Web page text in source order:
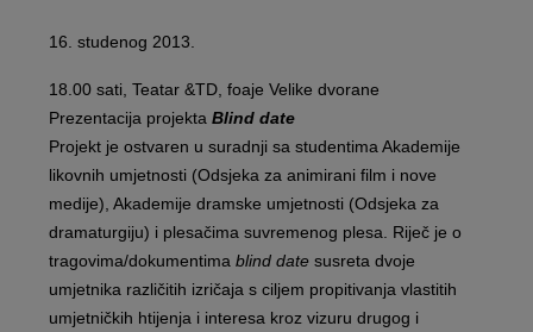
16. studenog 2013.
18.00 sati, Teatar &TD, foaje Velike dvorane
Prezentacija projekta Blind date
Projekt je ostvaren u suradnji sa studentima Akademije
likovnih umjetnosti (Odsjeka za animirani film i nove
medije), Akademije dramske umjetnosti (Odsjeka za
dramaturgiju) i plesačima suvremenog plesa. Riječ je o
tragovima/dokumentima blind datesusreta dvoje
umjetnika različitih izričaja s ciljem propitivanja vlastitih
umjetničkih htijenja i interesa kroz vizuru drugog i